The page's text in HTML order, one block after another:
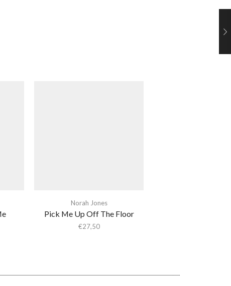
Norah Jones
Pick Me Up Off The Floor
€27,50